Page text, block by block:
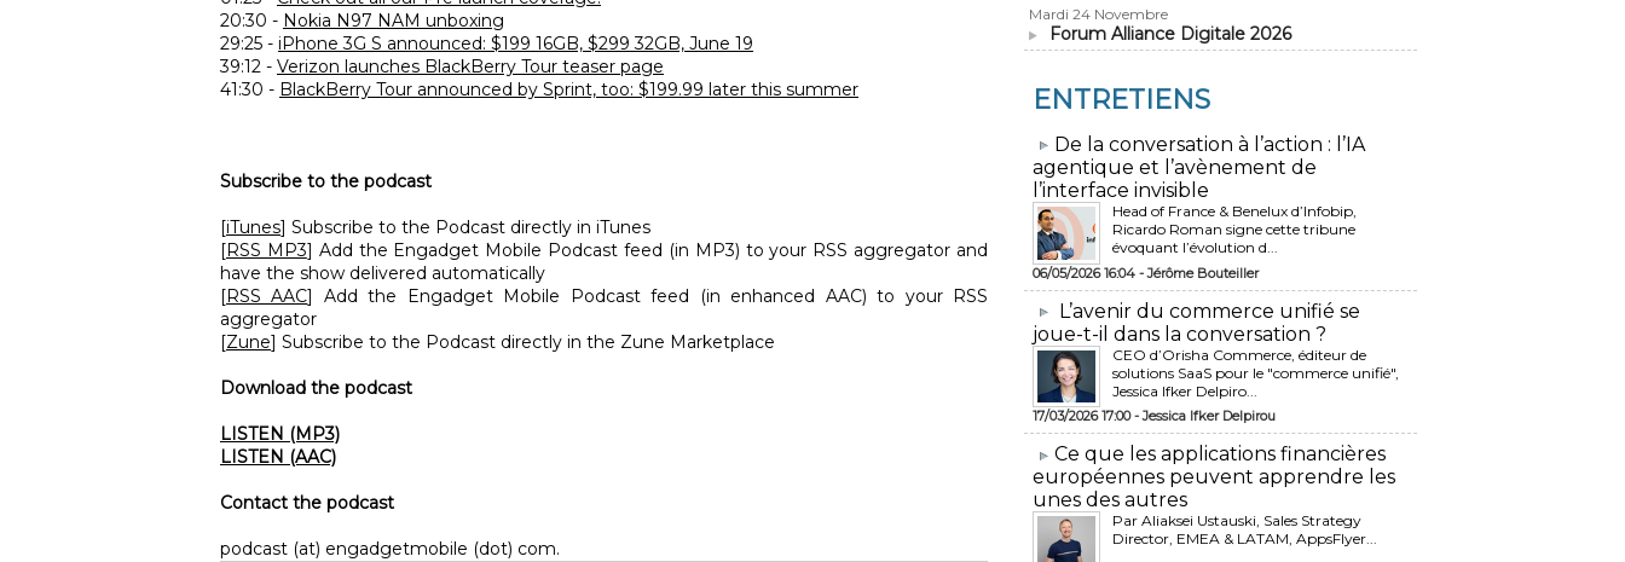
20:30 - Nokia N97 NAM unboxing
29:25 - iPhone 3G S announced: $199 16GB, $299 32GB, June 19
39:12 - Verizon launches BlackBerry Tour teaser page
41:30 - BlackBerry Tour announced by Sprint, too: $199.99 later this summer
Subscribe to the podcast
[iTunes] Subscribe to the Podcast directly in iTunes
[RSS MP3] Add the Engadget Mobile Podcast feed (in MP3) to your RSS aggregator and
have the show delivered automatically
[RSS AAC] Add the Engadget Mobile Podcast feed (in enhanced AAC) to your RSS
aggregator
[Zune] Subscribe to the Podcast directly in the Zune Marketplace
Download the podcast
LISTEN (MP3)
LISTEN (AAC)
Contact the podcast
podcast (at) engadgetmobile (dot) com.
Mardi 24 Novembre
Forum Alliance Digitale 2026
ENTRETIENS
​De la conversation à l’action : l’IA
agentique et l’avènement de
l’interface invisible
Head of France & Benelux d’Infobip,
Ricardo Roman signe cette tribune
évoquant l’évolution d...
06/05/2026 16:04 -Jérôme Bouteiller
L’avenir du commerce unifié se
joue-t-il dans la conversation ?
CEO d’Orisha Commerce, éditeur de
solutions SaaS pour le "commerce unifié",
Jessica Ifker Delpiro...
17/03/2026 17:00 -Jessica Ifker Delpirou
​Ce que les applications financières
européennes peuvent apprendre les
unes des autres
Par Aliaksei Ustauski, Sales Strategy
Director, EMEA & LATAM, AppsFlyer...